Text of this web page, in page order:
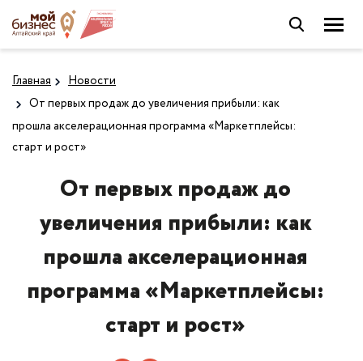
Главная
Новости
От первых продаж до увеличения прибыли: как
прошла акселерационная программа «Маркетплейсы:
старт и рост»
От первых продаж до
увеличения прибыли: как
прошла акселерационная
программа «Маркетплейсы:
старт и рост»